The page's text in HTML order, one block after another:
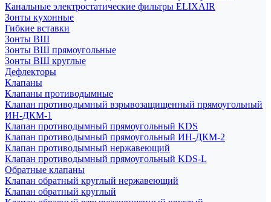
Канальные электростатические фильтры ELIXAIR
Зонты кухонные
Гибкие вставки
Зонты ВШ
Зонты ВШ прямоугольные
Зонты ВШ круглые
Дефлекторы
Клапаны
Клапаны противодымные
Клапан противодымный взрывозащищенный прямоугольный
ИН-ДКМ-1
Клапан противодымный прямоугольный KDS
Клапан противодымный прямоугольный ИН-ДКМ-2
Клапан противодымный нержавеющий
Клапан противодымный прямоугольный KDS-L
Обратные клапаны
Клапан обратный круглый нержавеющий
Клапан обратный круглый